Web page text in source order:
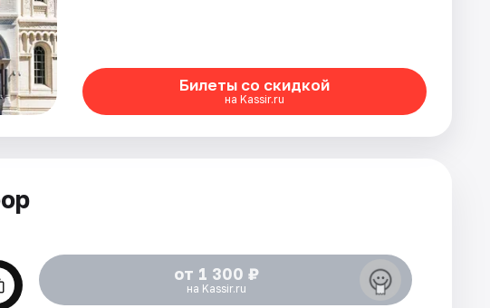
Билеты со скидкой
на Kassir.ru
от 1 300 ₽
на Kassir.ru